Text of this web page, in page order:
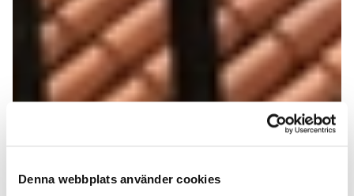
Denna webbplats använder cookies